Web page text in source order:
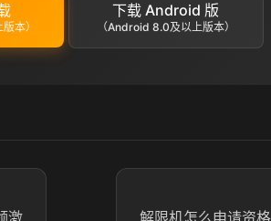
本）
下载 Android 版
（Android 8.0及以上版本）
激
解限机怎么申请资